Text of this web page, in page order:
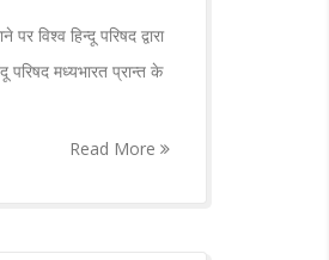
विश्व हिन्दू परिषद द्वारा
परिषद मध्यभारत प्रान्त के
Read More